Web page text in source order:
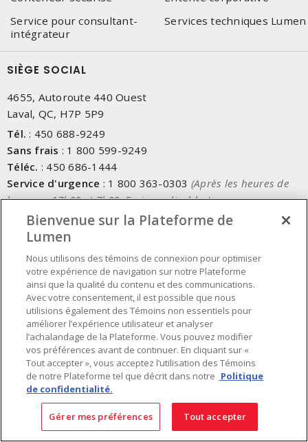
Service pour consultant-
intégrateur
Services techniques Lumen
SIÈGE SOCIAL
4655, Autoroute 440 Ouest
Laval, QC, H7P 5P9
Tél. : 450 688-9249
Sans frais : 1 800 599-9249
Téléc. : 450 686-1444
Service d'urgence : 1 800 363-0303 (Après les heures de
bureau - 17h00 et 7h00, Frais applicables)
Fait au Canada avec des composants canadiens et importés
INSCRIVEZ-VOUS À L'INFOLETTRE
Obtenez des informations à jour sur les offres de Lumen
Bienvenue sur la Plateforme de
Lumen
Nous utilisons des témoins de connexion pour optimiser
votre expérience de navigation sur notre Plateforme
ainsi que la qualité du contenu et des communications.
Avec votre consentement, il est possible que nous
utilisions également des Témoins non essentiels pour
améliorer l’expérience utilisateur et analyser
l’achalandage de la Plateforme. Vous pouvez modifier
vos préférences avant de continuer. En cliquant sur «
Tout accepter », vous acceptez l’utilisation des Témoins
de notre Plateforme tel que décrit dans notre Politique
de confidentialité.
Gérer mes préférences Tout accepter